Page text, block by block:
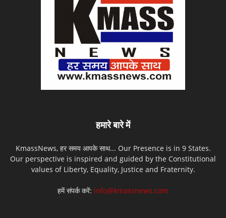
हमारे बारे में
KmassNews, हर समय आपके साथ... Our Presence is in 9 States.
Our perspective is inspired and guided by the Constitutional
values of Liberty, Equality, Justice and Fraternity.
हमें संपर्क करें: info@kmassnews.com